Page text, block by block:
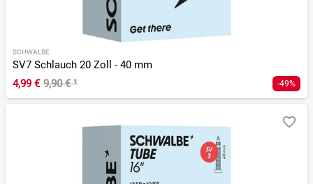
SCHWALBE
SV7 Schlauch 20 Zoll - 40 mm
4,99 € 9,90 €¹ -49%